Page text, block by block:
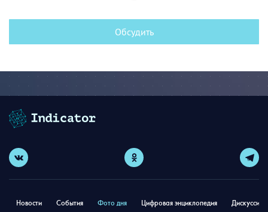
Обсудить
Новости События Фото дня Цифровая энциклопедия